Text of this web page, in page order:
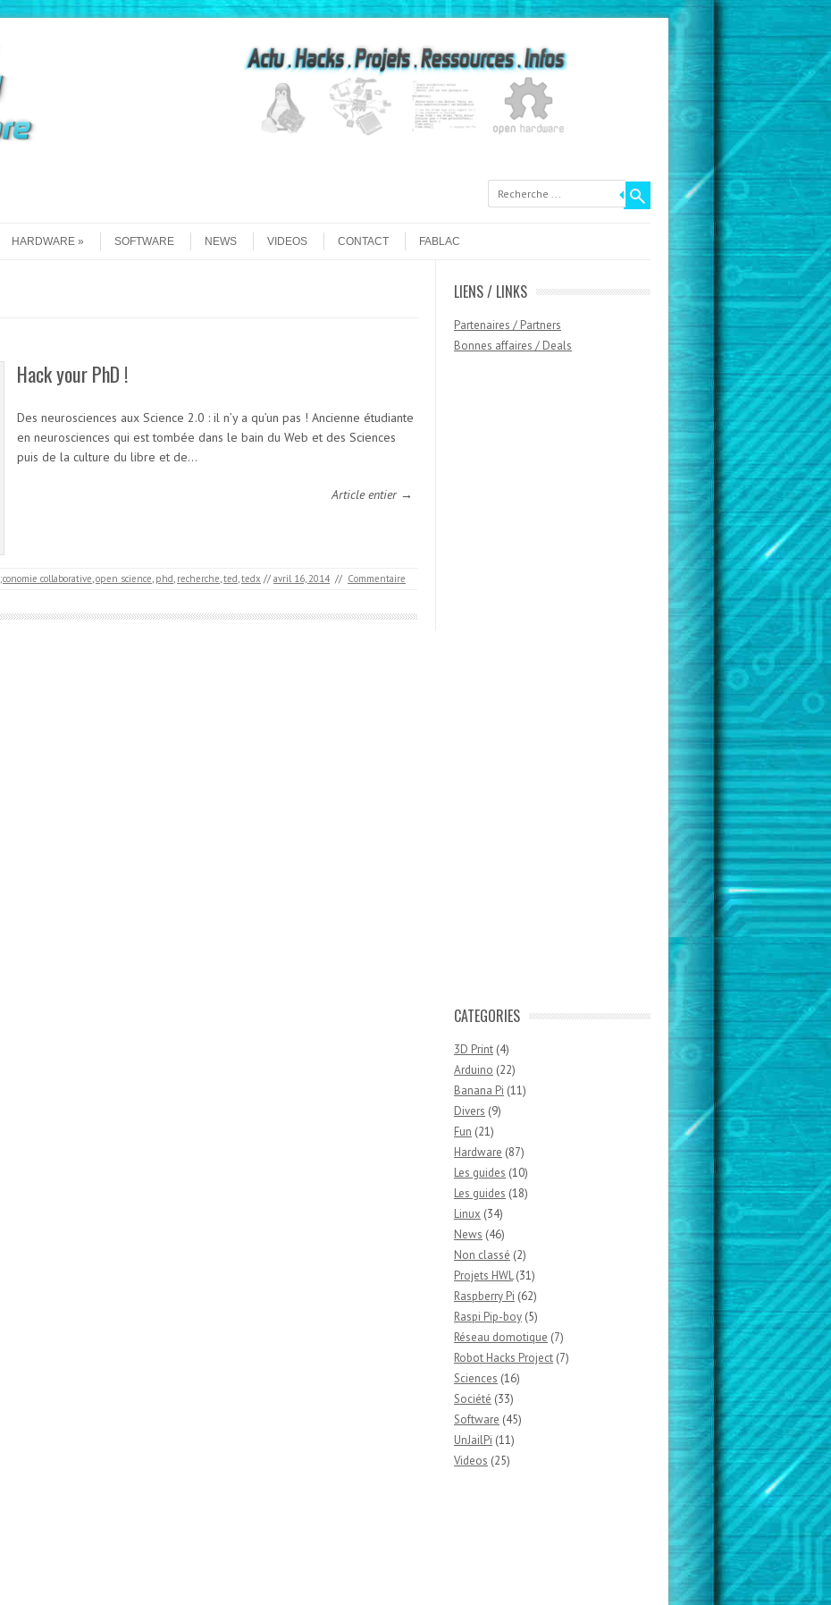
HARDWARE SOFTWARE NEWS VIDEOS CONTACT FABLAC
Hack your PhD !
Des neurosciences aux Science 2.0 : il n’y a qu’un pas ! Ancienne étudiante
en neurosciences qui est tombée dans le bain du Web et des Sciences
puis de la culture du libre et de…
Article entier →
;conomie collaborative open science phd recherche ted tedx // avril 16, 2014 // Commentaire
LIENS / LINKS
Partenaires / Partners
Bonnes affaires / Deals
CATEGORIES
3D Print (4)
Arduino (22)
Banana Pi (11)
Divers (9)
Fun (21)
Hardware (87)
Les guides (10)
Les guides (18)
Linux (34)
News (46)
Non classé (2)
Projets HWL(31)
Raspberry Pi (62)
Raspi Pip-boy (5)
Réseau domotique (7)
Robot Hacks Project (7)
Sciences (16)
Société (33)
Software (45)
UnJailPi (11)
Videos (25)